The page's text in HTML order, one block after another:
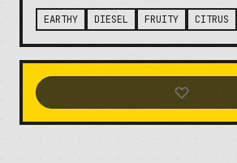
EARTHY DIESEL FRUITY CITRUS